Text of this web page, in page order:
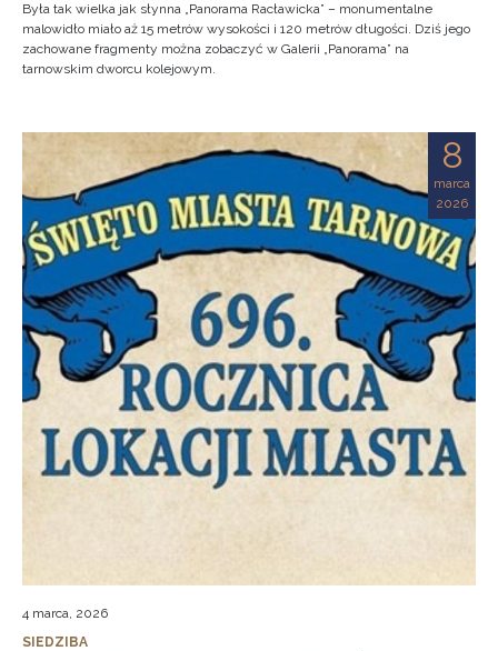
Była tak wielka jak słynna „Panorama Racławicka” – monumentalne
malowidło miało aż 15 metrów wysokości i 120 metrów długości. Dziś jego
zachowane fragmenty można zobaczyć w Galerii „Panorama” na
tarnowskim dworcu kolejowym.
8
marca
2026
4 marca, 2026
SIEDZIBA